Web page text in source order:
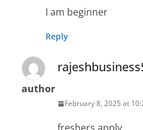
I am beginner
Reply
author
February 8, 2025 at